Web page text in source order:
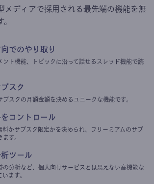
メディアで採用される最先端の機能を無
でのやり取り
ント機能、トピックに沿って話せるスレッド機能で読
スク
ブスクの月額金額を決めるユニークな機能です。
コントロール
料かサブスク限定かを決められ、フリーミアムのサブ
す。
ツール
の分析など、個人向けサービスとは思えない高機能な
ます。